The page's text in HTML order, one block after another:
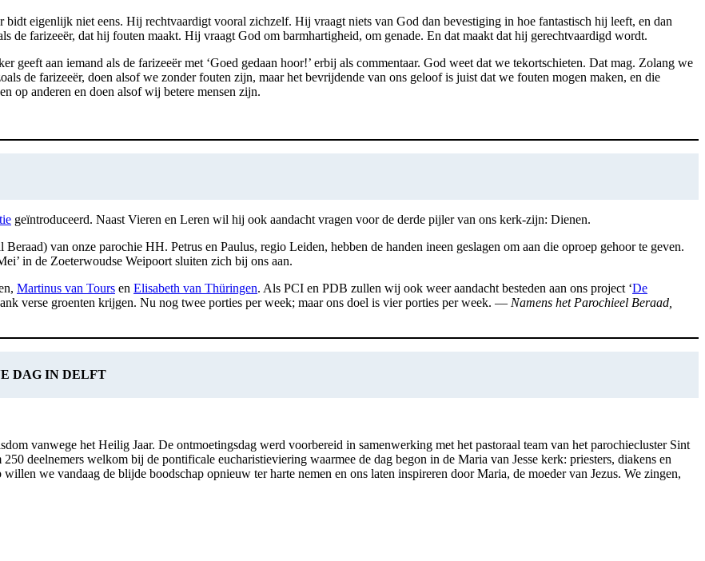
eigenlijk niet eens. Hij rechtvaardigt vooral zichzelf. Hij vraagt niets van God dan bevestiging in hoe fantastisch hij leeft, en dan
de farizeeër, dat hij fouten maakt. Hij vraagt God om barmhartigheid, om genade. En dat maakt dat hij gerechtvaardigd wordt.
geeft aan iemand als de farizeeër met ‘Goed gedaan hoor!’ erbij als commentaar. God weet dat we tekortschieten. Dat mag. Zolang we
de farizeeër, doen alsof we zonder fouten zijn, maar het bevrijdende van ons geloof is juist dat we fouten mogen maken, en die
op anderen en doen alsof wij betere mensen zijn.
geïntroduceerd. Naast Vieren en Leren wil hij ook aandacht vragen voor de derde pijler van ons kerk-zijn: Dienen.
van onze parochie HH. Petrus en Paulus, regio Leiden, hebben de handen ineen geslagen om aan die oproep gehoor te geven.
in de Zoeterwoudse Weipoort sluiten zich bij ons aan.
Martinus van Tours en Elisabeth van Thüringen. Als PCI en PDB zullen wij ook weer aandacht besteden aan ons project ‘De
verse groenten krijgen. Nu nog twee porties per week; maar ons doel is vier porties per week. — Namens het Parochieel Beraad,
DAG IN DELFT
vanwege het Heilig Jaar. De ontmoetingsdag werd voorbereid in samenwerking met het pastoraal team van het parochiecluster Sint
deelnemers welkom bij de pontificale eucharistieviering waarmee de dag begon in de Maria van Jesse kerk: priesters, diakens en
we vandaag de blijde boodschap opnieuw ter harte nemen en ons laten inspireren door Maria, de moeder van Jezus. We zingen,